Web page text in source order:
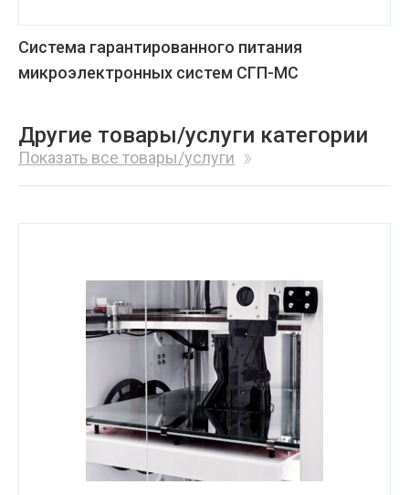
Система гарантированного питания
микроэлектронных систем СГП-МС
Другие товары/услуги категории
Показать все товары/услуги